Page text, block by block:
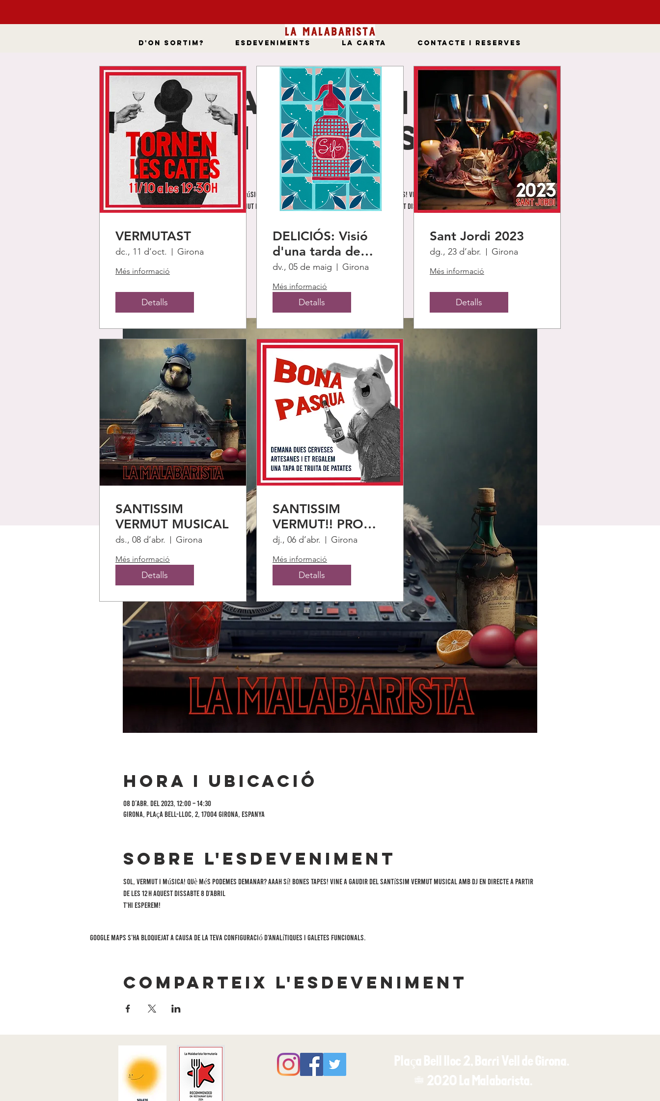
D'on sortim? ESDEVENIMENTS LA CARTA Contacte i Reserves
SANTISSIM
VERMUT MUSICAL
ds., 08 d’abr.
  |
Girona
Sol, vermut i música! Què més podemes demanar? Aaah sí! Bones tapes! Vine a gaudir del
Santíssim Vermut musical amb DJ en directe a partir de les 12 h aquest dissabte 8 d'abril
See other events
Hora i ubicació
08 d’abr. del 2023, 12:00 – 14:30
Girona, Plaça Bell-Lloc, 2, 17004 Girona, Espanya
Sobre l'esdeveniment
Sol, vermut i música! Què més podemes demanar? Aaah sí! Bones tapes! Vine a gaudir del Santíssim Vermut musical amb DJ en directe a partir
de les 12 h aquest dissabte 8 d'abril
T'hi esperem!
Google Maps s'ha bloquejat a causa de la teva configuració d'analítiques i galetes funcionals.
Comparteix l'esdeveniment
VERMUTAST
dc., 11 d’oct. Girona
Més informació
Detalls
DELICIÓS: Visió
d'una tarda de
vermut.
dv., 05 de maig Girona
Més informació
Detalls
Sant Jordi 2023
dg., 23 d’abr. Girona
Més informació
Detalls
SANTISSIM
VERMUT MUSICAL
ds., 08 d’abr. Girona
Més informació
Detalls
SANTISSIM
VERMUT!! PROMO
TRUITA
dj., 06 d’abr. Girona
Més informació
Detalls
Plaça Bell lloc 2, Barri Vell de Girona.
© 2020 La Malabarista.